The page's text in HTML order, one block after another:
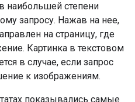
наибольшей степени
запросу. Нажав на нее,
на страницу, где
Картинка в текстовом
в случае, если запрос
к изображениям.
показывались самые